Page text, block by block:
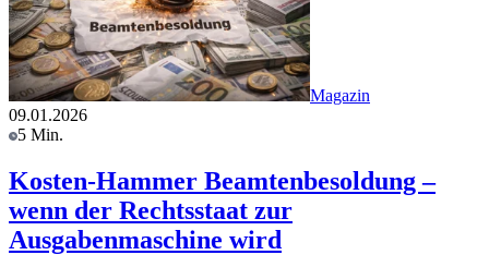
Magazin
09.01.2026
5 Min.
Kosten-Hammer Beamtenbesoldung –
wenn der Rechtsstaat zur
Ausgabenmaschine wird